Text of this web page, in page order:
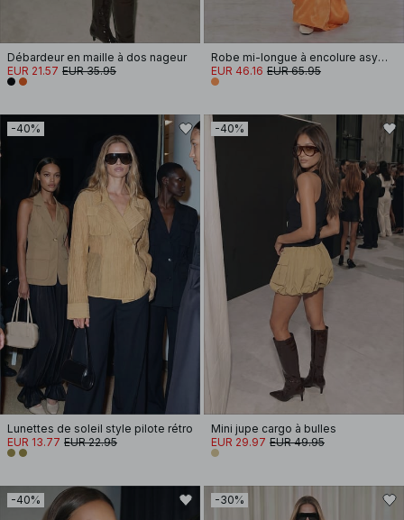
Débardeur en maille à dos nageur
EUR 21.57 EUR 35.95
Robe mi-longue à encolure asymétrique
EUR 46.16 EUR 65.95
-40%
Lunettes de soleil style pilote rétro
EUR 13.77 EUR 22.95
-40%
Mini jupe cargo à bulles
EUR 29.97 EUR 49.95
-40% -30%